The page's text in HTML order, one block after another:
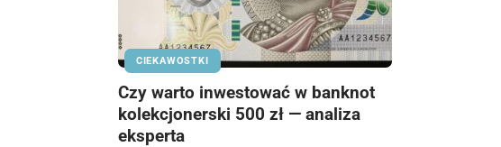
CIEKAWOSTKI
Czy warto inwestować w banknot
kolekcjonerski 500 zł — analiza
eksperta